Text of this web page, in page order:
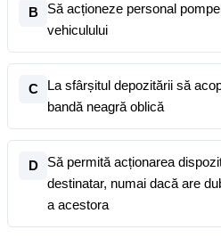
B
Să acționeze personal
vehiculului
C
La sfârșitul depozitării să
bandă neagră oblică
D
Să permită acționarea
destinatar, numai dacă are
a acestora